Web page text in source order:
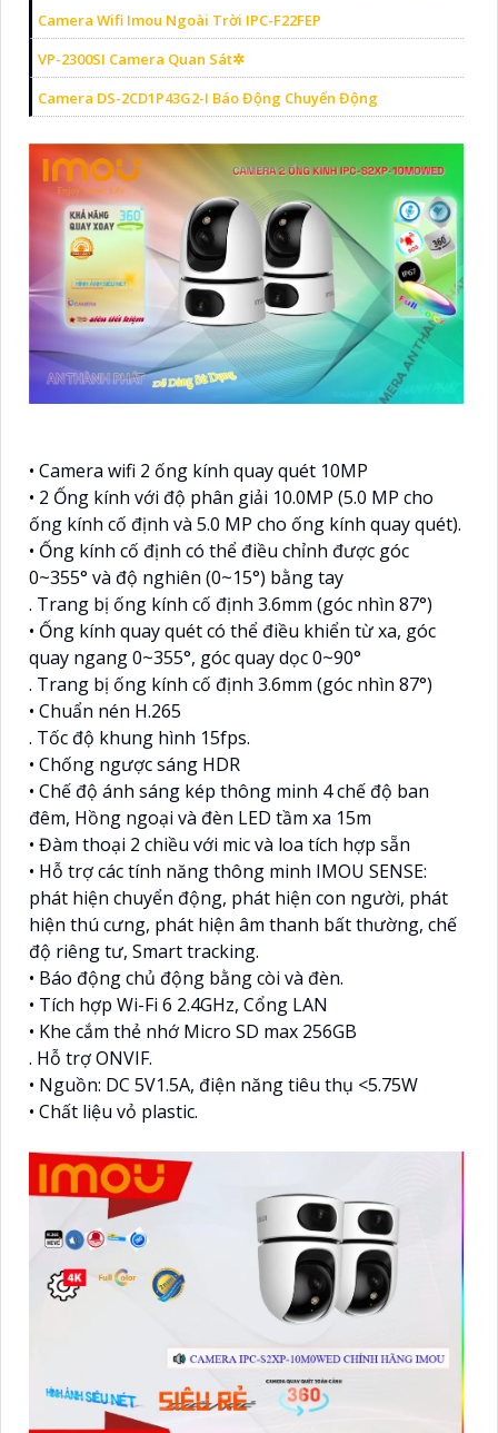
Camera Wifi Imou Ngoài Trời IPC-F22FEP
VP-2300SI Camera Quan Sát✲
Camera DS-2CD1P43G2-I Báo Động Chuyển Động
• Camera wifi 2 ống kính quay quét 10MP
• 2 Ống kính với độ phân giải 10.0MP (5.0 MP cho
ống kính cố định và 5.0 MP cho ống kính quay quét).
• Ống kính cố định có thể điều chỉnh được góc
0~355° và độ nghiên (0~15°) bằng tay
. Trang bị ống kính cố định 3.6mm (góc nhìn 87°)
• Ống kính quay quét có thể điều khiển từ xa, góc
quay ngang 0~355°, góc quay dọc 0~90°
. Trang bị ống kính cố định 3.6mm (góc nhìn 87°)
• Chuẩn nén H.265
. Tốc độ khung hình 15fps.
• Chống ngược sáng HDR
• Chế độ ánh sáng kép thông minh 4 chế độ ban
đêm, Hồng ngoại và đèn LED tầm xa 15m
• Đàm thoại 2 chiều với mic và loa tích hợp sẵn
• Hỗ trợ các tính năng thông minh IMOU SENSE:
phát hiện chuyển động, phát hiện con người, phát
hiện thú cưng, phát hiện âm thanh bất thường, chế
độ riêng tư, Smart tracking.
• Báo động chủ động bằng còi và đèn.
• Tích hợp Wi-Fi 6 2.4GHz, Cổng LAN
• Khe cắm thẻ nhớ Micro SD max 256GB
. Hỗ trợ ONVIF.
• Nguồn: DC 5V1.5A, điện năng tiêu thụ <5.75W
• Chất liệu vỏ plastic.